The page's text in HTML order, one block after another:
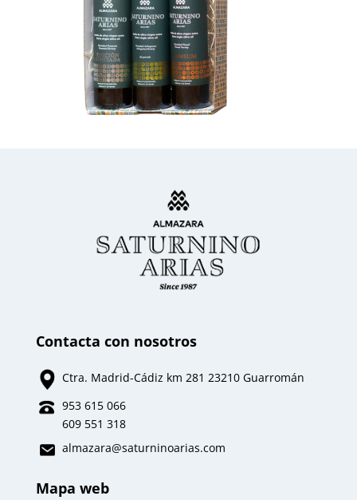
Contacta con nosotros
Ctra. Madrid-Cádiz km 281 23210 Guarromán
953 615 066
609 551 318
almazara@saturninoarias.com
Mapa web